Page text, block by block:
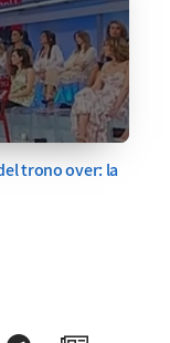
trono over: la